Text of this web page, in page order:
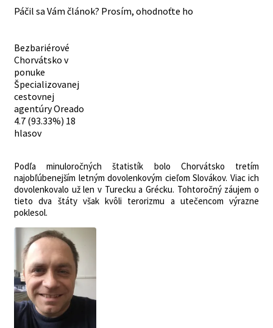
Páčil sa Vám článok? Prosím, ohodnoťte ho
Bezbariérové
Chorvátsko v
ponuke
Špecializovanej
cestovnej
agentúry Oreado
4.7 (93.33%) 18
hlasov
Podľa minuloročných štatistík bolo Chorvátsko tretím
najobľúbenejším letným dovolenkovým cieľom Slovákov. Viac ich
dovolenkovalo už len v Turecku a Grécku. Tohtoročný záujem o
tieto dva štáty však kvôli terorizmu a utečencom výrazne
poklesol.